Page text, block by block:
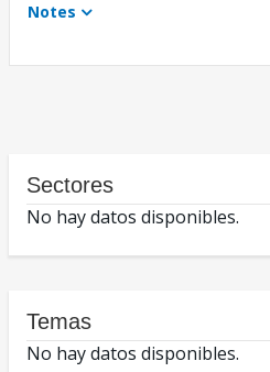
Notes
Sectores
No hay datos disponibles.
Temas
No hay datos disponibles.